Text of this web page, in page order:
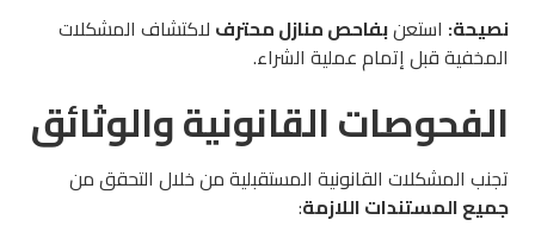
نصيحة: استعنبفاحص منازل محترف لاكتشاف المشكلات
المخفية قبل إتمام عملية الشراء.
الفحوصات القانونية والوثائق
تجنب المشكلات القانونية المستقبلية من خلال التحقق من
جميع المستندات اللازمة: